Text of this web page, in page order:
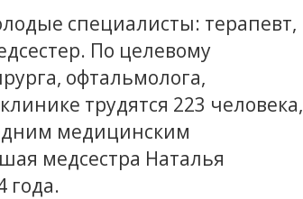
специалисты: терапевт,
По целевому
офтальмолога,
трудятся 223 человека,
медицинским
медсестра Наталья
года.